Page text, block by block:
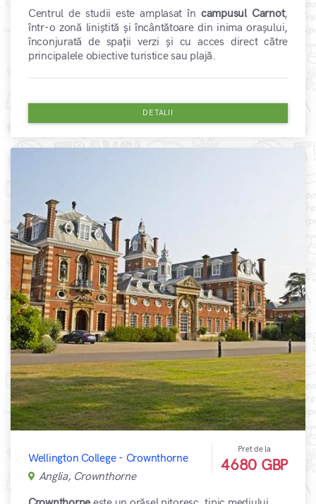
Centrul de studii este amplasat în campusul Carnot,
într-o zonă liniștită și încântătoare din inima orașului,
înconjurată de spații verzi și cu acces direct către
principalele obiective turistice sau plajă.
DETALII
Wellington College - Crownthorne
Anglia, Crownthorne
Pret de la
4680 GBP